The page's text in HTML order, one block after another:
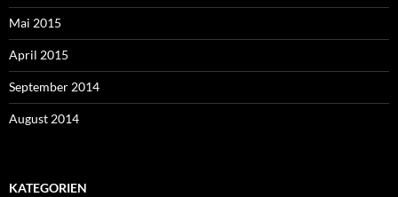
Mai 2015
April 2015
September 2014
August 2014
KATEGORIEN